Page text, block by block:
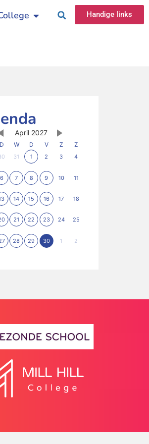
Handige links
April 2027
D W D V Z Z
31 1 2 3 4
6 7 8 9 10 11
14 15 16 17 18
21 22 23 24 25
28 29 30 1 2